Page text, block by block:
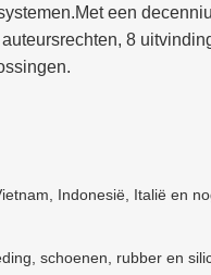
een
8
Indonesië, Italië en
schoenen, rubber en